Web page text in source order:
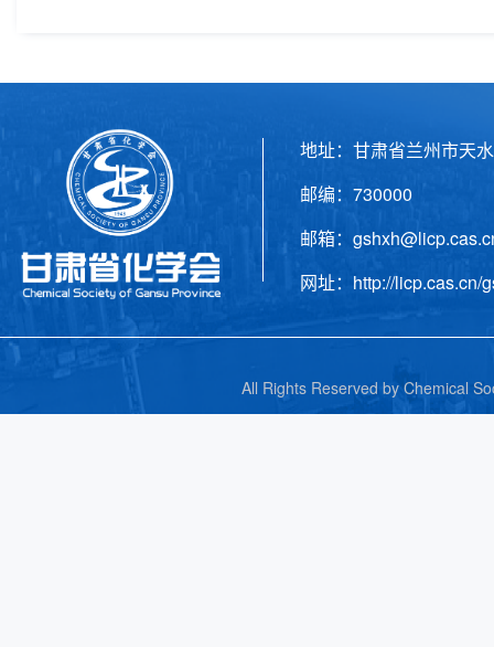
地址：甘肃省兰州市天
邮编：730000 电
邮箱：
网址：http://licp.cas.cn/
All Rights Reserved by Chemical